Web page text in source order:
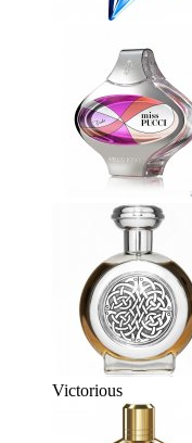
Victorious